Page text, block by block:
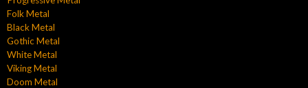
Folk Metal
Black Metal
Gothic Metal
White Metal
Viking Metal
Doom Metal